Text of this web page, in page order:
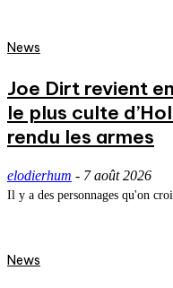
News
Joe Dirt revient
le plus culte
rendu les armes
elodierhum - 7 août 2026
Il y a des personnages qu'on
News